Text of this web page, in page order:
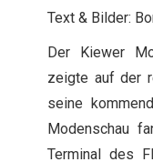
Text & Bilder:
Der Kiewer
zeigte auf der
seine
Modenschau
Terminal des